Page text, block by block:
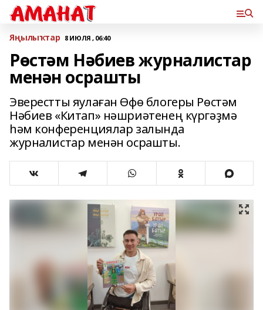
Яңылыҡтар 8 ИЮЛЯ , 06:40
Рөстәм Нәбиев журналистар
менән осрашты
Эверестты яулаған Өфө блогеры Рөстәм
Нәбиев «Китап» нәшриәтенең күргәҙмә
һәм конференциялар залында
журналистар менән осрашты.